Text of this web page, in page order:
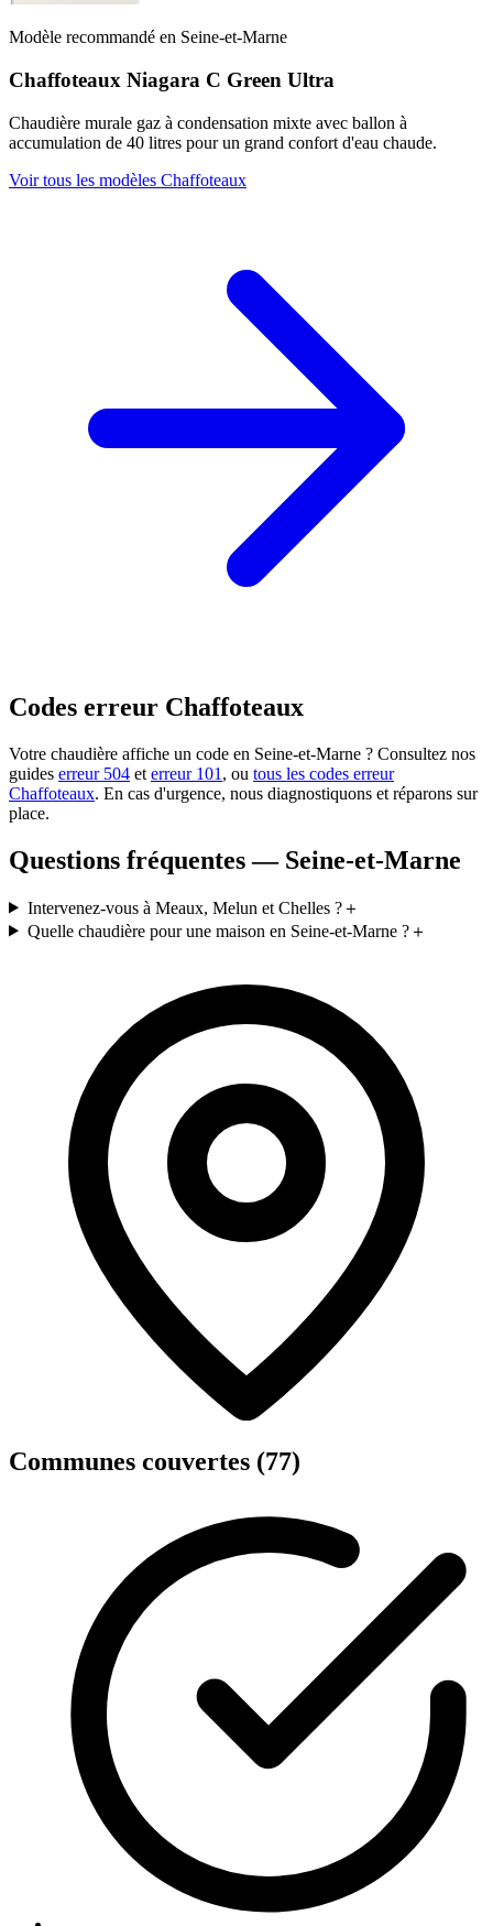
Modèle recommandé en Seine-et-Marne
Chaffoteaux Niagara C Green Ultra
Chaudière murale gaz à condensation mixte avec ballon à
accumulation de 40 litres pour un grand confort d'eau chaude.
Voir tous les modèles Chaffoteaux
Codes erreur Chaffoteaux
Votre chaudière affiche un code en Seine-et-Marne ? Consultez nos
guides erreur 504 et erreur 101 , ou tous les codes erreur
Chaffoteaux. En cas d'urgence, nous diagnostiquons et réparons sur
place.
Questions fréquentes — Seine-et-Marne
Intervenez-vous à Meaux, Melun et Chelles ?＋
Quelle chaudière pour une maison en Seine-et-Marne ?＋
Communes couvertes (77)